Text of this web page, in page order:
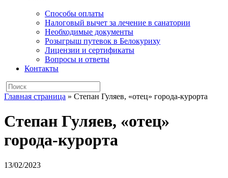
Способы оплаты
Налоговый вычет за лечение в санатории
Необходимые документы
Розыгрыш путевок в Белокуриху
Лицензии и сертификаты
Вопросы и ответы
Контакты
Главная страница » Степан Гуляев, «отец» города-курорта
Степан Гуляев, «отец»
города-курорта
13/02/2023